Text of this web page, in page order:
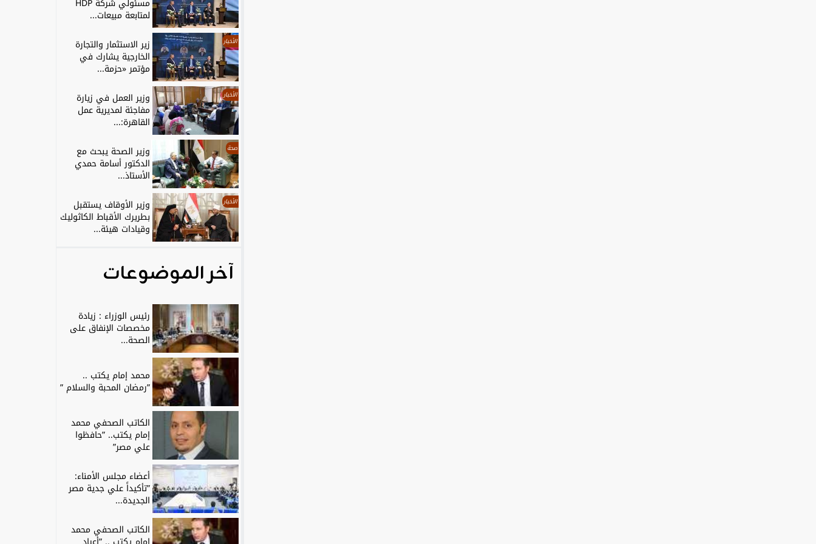
مسئولي شركة HDP
لمتابعة مبيعات...
الأخبار زير الاستثمار والتجارة
الخارجية يشارك في
مؤتمر «حزمة...
الأخبار وزير العمل في زيارة
مفاجئة لمديرية عمل
القاهرة:...
صحة وزير الصحة يبحث مع
الدكتور أسامة حمدي
الأستاذ...
الأخبار وزير الأوقاف يستقبل
بطريرك الأقباط الكاثوليك
وقيادات هيئة...
آخر الموضوعات
رئيس الوزراء : زيادة
مخصصات الإنفاق على
الصحة...
محمد إمام يكتب ..
”رمضان المحبة والسلام ”
الكاتب الصحفي محمد
إمام يكتب.. ”حافظوا
علي مصر”
أعضاء مجلس الأمناء:
”تأكيداً علي جدية مصر
الجديدة...
الكاتب الصحفي محمد